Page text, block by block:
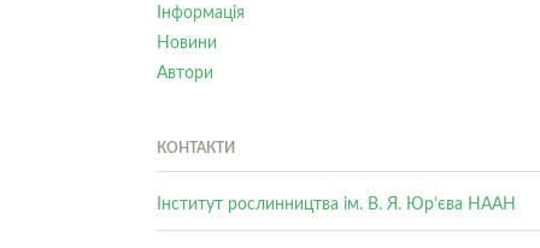
Інформація
Новини
Автори
КОНТАКТИ
Інститут рослинництва ім. В. Я. Юр’єва НААН